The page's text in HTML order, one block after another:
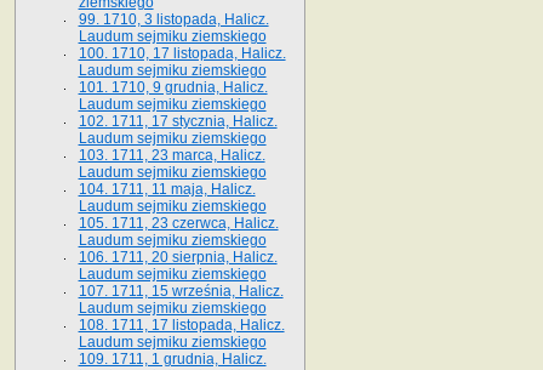
99. 1710, 3 listopada, Halicz.
Laudum sejmiku ziemskiego
100. 1710, 17 listopada, Halicz.
Laudum sejmiku ziemskiego
101. 1710, 9 grudnia, Halicz.
Laudum sejmiku ziemskiego
102. 1711, 17 stycznia, Halicz.
Laudum sejmiku ziemskiego
103. 1711, 23 marca, Halicz.
Laudum sejmiku ziemskiego
104. 1711, 11 maja, Halicz.
Laudum sejmiku ziemskiego
105. 1711, 23 czerwca, Halicz.
Laudum sejmiku ziemskiego
106. 1711, 20 sierpnia, Halicz.
Laudum sejmiku ziemskiego
107. 1711, 15 września, Halicz.
Laudum sejmiku ziemskiego
108. 1711, 17 listopada, Halicz.
Laudum sejmiku ziemskiego
109. 1711, 1 grudnia, Halicz.